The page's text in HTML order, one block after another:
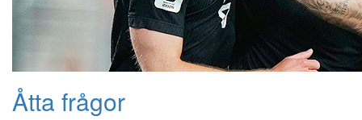
Åtta frågor